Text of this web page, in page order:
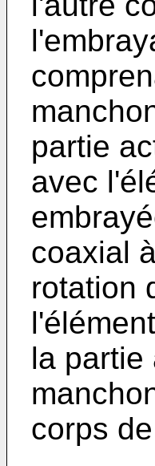
partie
avec
coaxial
rotation
la partie
corps